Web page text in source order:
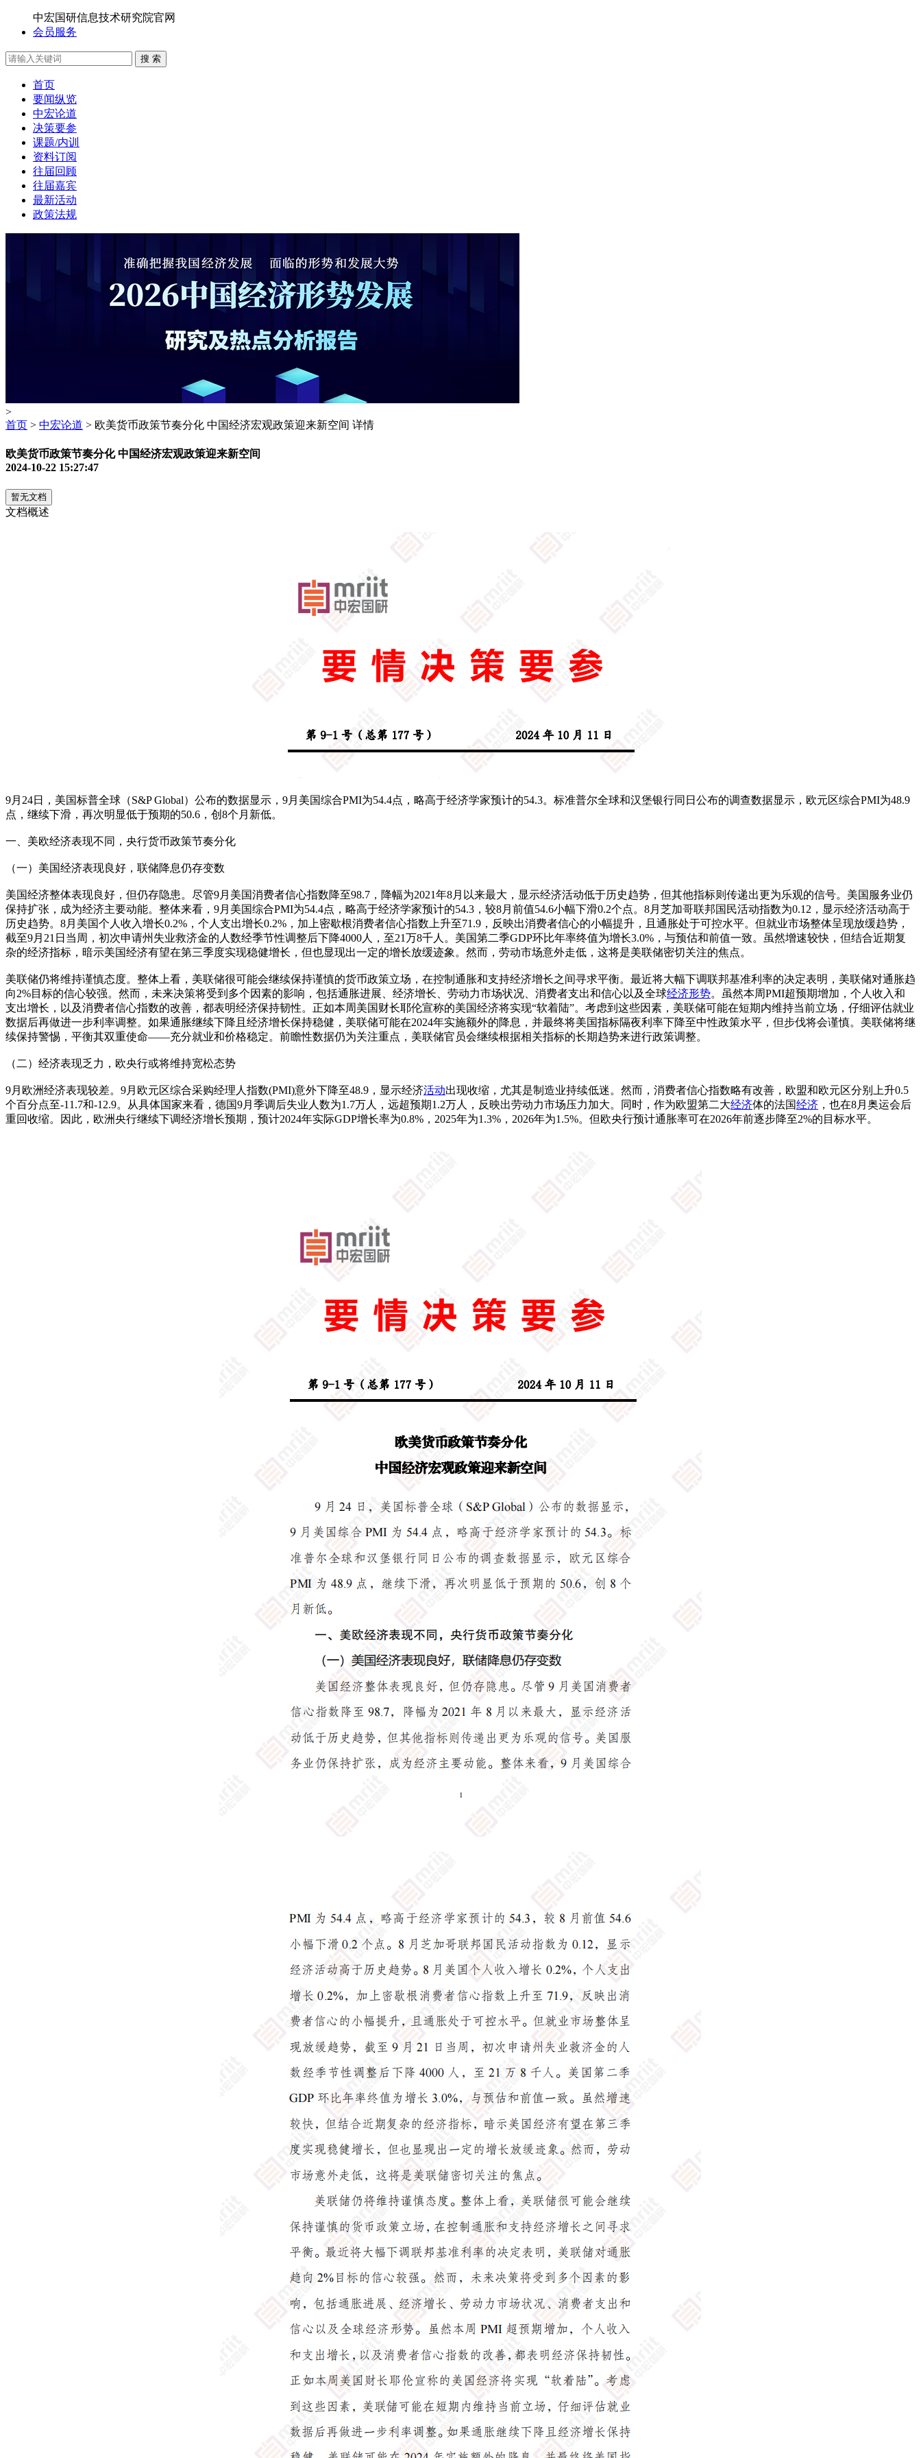
中宏国研信息技术研究院官网
会员服务
搜 索
首页
要闻纵览
中宏论道
决策要参
课题/内训
资料订阅
往届回顾
往届嘉宾
最新活动
政策法规
>
首页 > 中宏论道 > 欧美货币政策节奏分化 中国经济宏观政策迎来新空间 详情
欧美货币政策节奏分化 中国经济宏观政策迎来新空间
2024-10-22 15:27:47
暂无文档
文档概述
9月24日，美国标普全球（S&P Global）公布的数据显示，9月美国综合PMI为54.4点，略高于经济学家预计的54.3。标准普尔全球和汉堡银行同日公布的调查数据显示，欧元区综合PMI为48.9
点，继续下滑，再次明显低于预期的50.6，创8个月新低。
一、美欧经济表现不同，央行货币政策节奏分化
（一）美国经济表现良好，联储降息仍存变数
美国经济整体表现良好，但仍存隐患。尽管9月美国消费者信心指数降至98.7，降幅为2021年8月以来最大，显示经济活动低于历史趋势，但其他指标则传递出更为乐观的信号。美国服务业仍
保持扩张，成为经济主要动能。整体来看，9月美国综合PMI为54.4点，略高于经济学家预计的54.3，较8月前值54.6小幅下滑0.2个点。8月芝加哥联邦国民活动指数为0.12，显示经济活动高于
历史趋势。8月美国个人收入增长0.2%，个人支出增长0.2%，加上密歇根消费者信心指数上升至71.9，反映出消费者信心的小幅提升，且通胀处于可控水平。但就业市场整体呈现放缓趋势，
截至9月21日当周，初次申请州失业救济金的人数经季节性调整后下降4000人，至21万8千人。美国第二季GDP环比年率终值为增长3.0%，与预估和前值一致。虽然增速较快，但结合近期复
杂的经济指标，暗示美国经济有望在第三季度实现稳健增长，但也显现出一定的增长放缓迹象。然而，劳动市场意外走低，这将是美联储密切关注的焦点。
美联储仍将维持谨慎态度。整体上看，美联储很可能会继续保持谨慎的货币政策立场，在控制通胀和支持经济增长之间寻求平衡。最近将大幅下调联邦基准利率的决定表明，美联储对通胀趋
向2%目标的信心较强。然而，未来决策将受到多个因素的影响，包括通胀进展、经济增长、劳动力市场状况、消费者支出和信心以及全球经济形势。虽然本周PMI超预期增加，个人收入和
支出增长，以及消费者信心指数的改善，都表明经济保持韧性。正如本周美国财长耶伦宣称的美国经济将实现“软着陆”。考虑到这些因素，美联储可能在短期内维持当前立场，仔细评估就业
数据后再做进一步利率调整。如果通胀继续下降且经济增长保持稳健，美联储可能在2024年实施额外的降息，并最终将美国指标隔夜利率下降至中性政策水平，但步伐将会谨慎。美联储将继
续保持警惕，平衡其双重使命——充分就业和价格稳定。前瞻性数据仍为关注重点，美联储官员会继续根据相关指标的长期趋势来进行政策调整。
（二）经济表现乏力，欧央行或将维持宽松态势
9月欧洲经济表现较差。9月欧元区综合采购经理人指数(PMI)意外下降至48.9，显示经济活动出现收缩，尤其是制造业持续低迷。然而，消费者信心指数略有改善，欧盟和欧元区分别上升0.5
个百分点至-11.7和-12.9。从具体国家来看，德国9月季调后失业人数为1.7万人，远超预期1.2万人，反映出劳动力市场压力加大。同时，作为欧盟第二大经济体的法国经济 ，也在8月奥运会后
重回收缩。因此，欧洲央行继续下调经济增长预期，预计2024年实际GDP增长率为0.8%，2025年为1.3%，2026年为1.5%。但欧央行预计通胀率可在2026年前逐步降至2%的目标水平。